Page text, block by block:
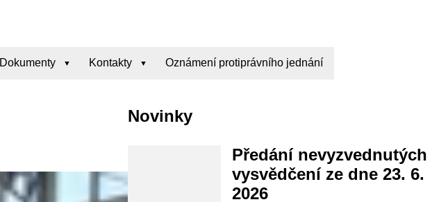
Dokumenty Kontakty Oznámení protiprávního jednání
Novinky
Předání nevyzvednutých
vysvědčení ze dne 23. 6.
2026